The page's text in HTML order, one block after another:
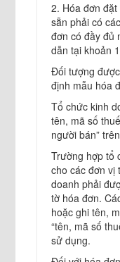
2. Hóa đơn
sẵn phải có
đơn có đầy đủ
dẫn tại khoản
Đối tượng
định mẫu hóa
Tổ chức kinh
tên, mã số
người bán”
Trường hợp tổ
cho các đơn vị
doanh phải
tờ hóa đơn.
hoặc ghi tên,
“tên, mã số
sử dụng.